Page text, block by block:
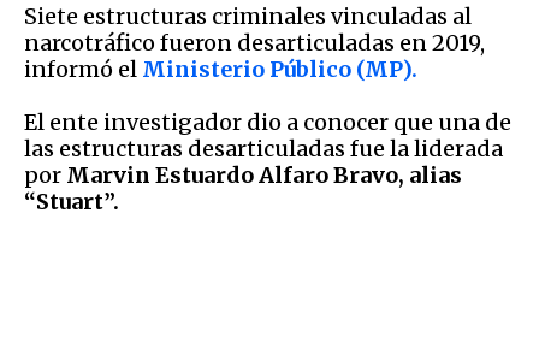
Siete estructuras criminales vinculadas al
narcotráfico fueron desarticuladas en 2019,
informó el Ministerio Público (MP).
El ente investigador dio a conocer que una de
las estructuras desarticuladas fue la liderada
por Marvin Estuardo Alfaro Bravo, alias
“Stuart”.